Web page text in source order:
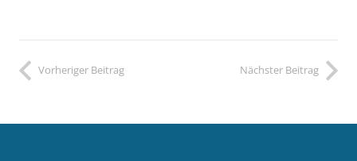
Vorheriger Beitrag Nächster Beitrag